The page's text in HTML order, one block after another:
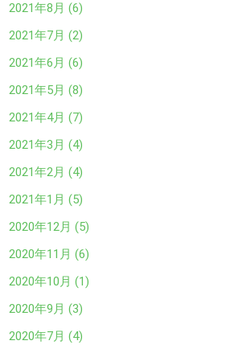
2021年8月 (6)
2021年7月 (2)
2021年6月 (6)
2021年5月 (8)
2021年4月 (7)
2021年3月 (4)
2021年2月 (4)
2021年1月 (5)
2020年12月 (5)
2020年11月 (6)
2020年10月 (1)
2020年9月 (3)
2020年7月 (4)